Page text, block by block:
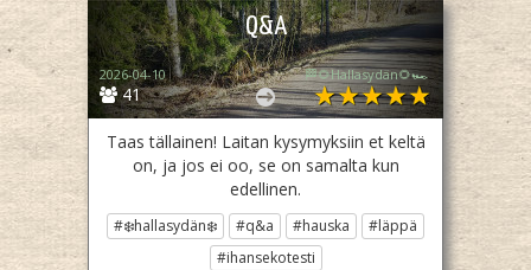
Q&A
41
2026-04-10 🏁🌻Hallasydän🌻🏎️
Taas tällainen! Laitan kysymyksiin et keltä
on, ja jos ei oo, se on samalta kun
edellinen.
#❄️hallasydän❄️ #q&a #hauska
#läppä
#ihansekotesti